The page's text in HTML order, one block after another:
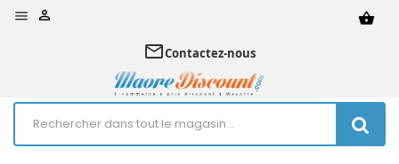
 shopping_basket

mail_outlineContactez-nous